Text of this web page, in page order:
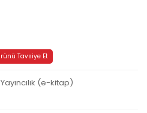
Tavsiye Et
(e-kitap)